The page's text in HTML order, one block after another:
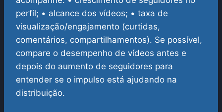
perfil; • alcance dos vídeos; • taxa de
visualização/engajamento (curtidas,
comentários, compartilhamentos). Se possível,
compare o desempenho de vídeos antes e
depois do aumento de seguidores para
entender se o impulso está ajudando na
distribuição.